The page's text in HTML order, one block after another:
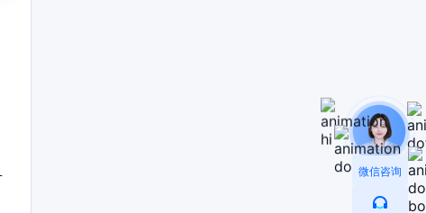
微信咨询